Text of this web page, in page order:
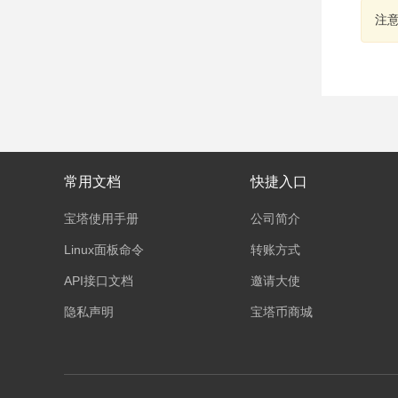
注
常用文档
宝塔使用手册
Linux面板命令
API接口文档
隐私声明
快捷入口
公司简介
转账方式
邀请大使
宝塔币商城